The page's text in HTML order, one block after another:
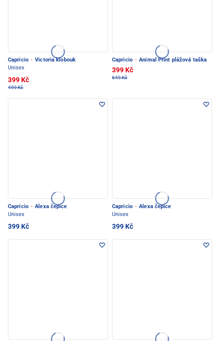
Capricio · Victoria klobouk
Unisex
399 Kč
499 Kč
Capricio · Animal Print plážová taška
399 Kč
649 Kč
Capricio · Alexa čepice
Unisex
399 Kč
Capricio · Alexa čepice
Unisex
399 Kč